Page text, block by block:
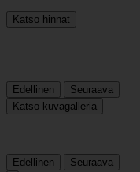
Katso hinnat
Edellinen
Seuraava
Katso kuvagalleria
Edellinen Seuraava